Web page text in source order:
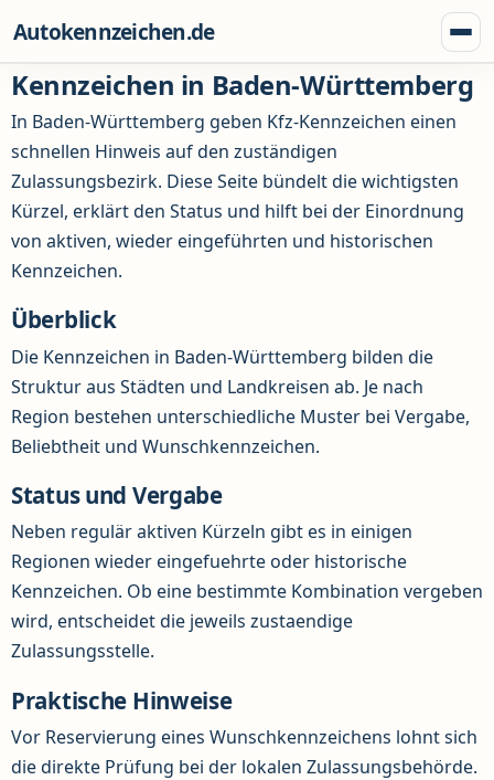
Autokennzeichen.de
Kennzeichen in Baden-Württemberg
In Baden-Württemberg geben Kfz-Kennzeichen einen
schnellen Hinweis auf den zuständigen
Zulassungsbezirk. Diese Seite bündelt die wichtigsten
Kürzel, erklärt den Status und hilft bei der Einordnung
von aktiven, wieder eingeführten und historischen
Kennzeichen.
Überblick
Die Kennzeichen in Baden-Württemberg bilden die
Struktur aus Städten und Landkreisen ab. Je nach
Region bestehen unterschiedliche Muster bei Vergabe,
Beliebtheit und Wunschkennzeichen.
Status und Vergabe
Neben regulär aktiven Kürzeln gibt es in einigen
Regionen wieder eingefuehrte oder historische
Kennzeichen. Ob eine bestimmte Kombination vergeben
wird, entscheidet die jeweils zustaendige
Zulassungsstelle.
Praktische Hinweise
Vor Reservierung eines Wunschkennzeichens lohnt sich
die direkte Prüfung bei der lokalen Zulassungsbehörde.